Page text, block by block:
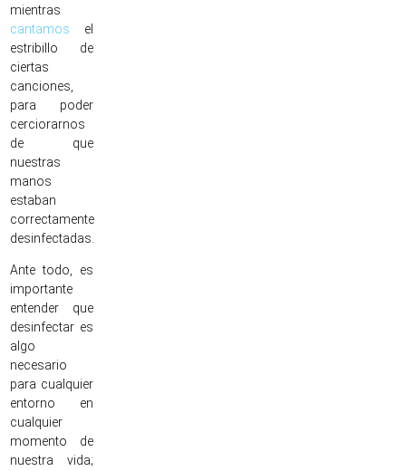
mientras
cantamos el
estribillo de
ciertas
canciones,
para poder
cerciorarnos
de que
nuestras
manos
estaban
correctamente
desinfectadas.
Ante todo, es
importante
entender que
desinfectar es
algo
necesario
para cualquier
entorno en
cualquier
momento de
nuestra vida;